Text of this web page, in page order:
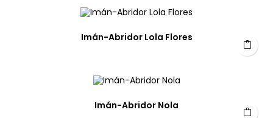
Imán-Abridor Lola Flores
Imán-Abridor Nola